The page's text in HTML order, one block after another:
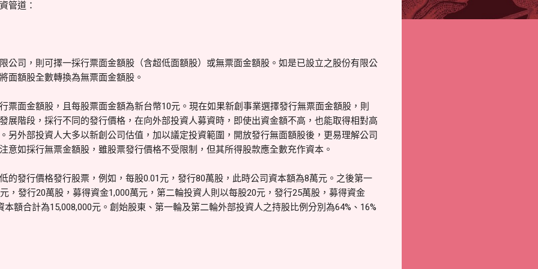
管道：
公司，則可擇一採行票面金額股（含超低面額股）或無票面金額股。如是已設立之股份有限公
面額股全數轉換為無票面金額股。
票面金額股，且每股票面金額為新台幣10元。現在如果新創事業選擇發行無票面金額股，則
展階段，採行不同的發行價格，在向外部投資人募資時，即使出資金額不高，也能取得相對高
另外部投資人大多以新創公司估值，加以議定投資範圍，開放發行無面額股後，更易理解公司
意如採行無票金額股，雖股票發行價格不受限制，但其所得股款應全數充作資本。
的發行價格發行股票，例如，每股0.01元，發行80萬股，此時公司資本額為8萬元。之後第一
，發行20萬股，募得資金1,000萬元，第二輪投資人則以每股20元，發行25萬股，募得資金
額合計為15,008,000元。創始股東、第一輪及第二輪外部投資人之持股比例分別為64%、16%